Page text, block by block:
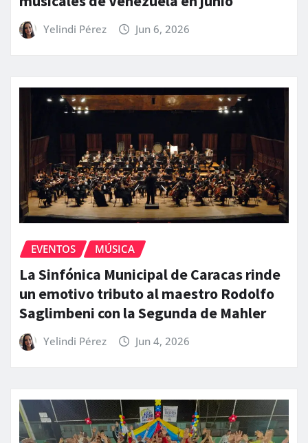
Yelindi Pérez Jun 6, 2026
EVENTOS MÚSICA
La Sinfónica Municipal de Caracas rinde
un emotivo tributo al maestro Rodolfo
Saglimbeni con la Segunda de Mahler
Yelindi Pérez Jun 4, 2026